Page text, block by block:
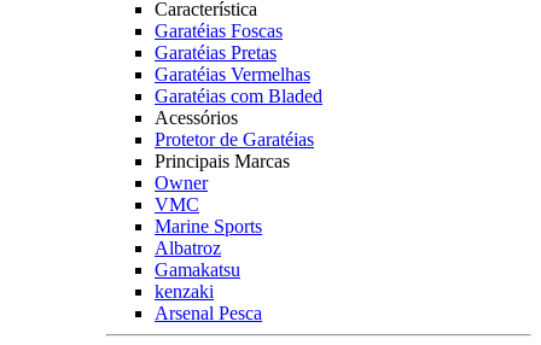
Característica
Garatéias Foscas
Garatéias Pretas
Garatéias Vermelhas
Garatéias com Bladed
Acessórios
Protetor de Garatéias
Principais Marcas
Owner
VMC
Marine Sports
Albatroz
Gamakatsu
kenzaki
Arsenal Pesca